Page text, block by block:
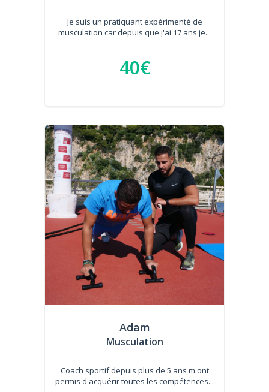
Je suis un pratiquant expérimenté de
musculation car depuis que j'ai 17 ans je...
40€
Adam
Musculation
Coach sportif depuis plus de 5 ans m'ont
permis d'acquérir toutes les compétences...